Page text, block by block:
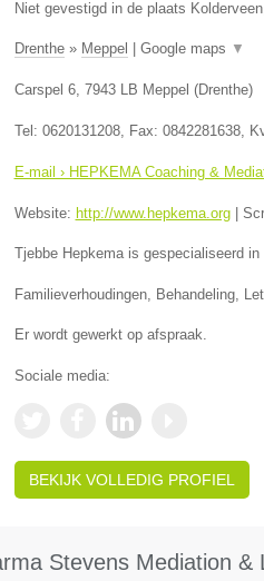
Niet gevestigd in de plaats
Drenthe» Meppel Google maps ▼
Carspel 6, 7943 LB Meppel (Drenthe)
Tel: 0620131208, Fax: 0842281638,
E-mail › HEPKEMA Coaching &
Website: http://www.hepkema.org|
Tjebbe Hepkema is gespecialiseerd
Familieverhoudingen, Behandeling,
Er wordt gewerkt op afspraak.
Sociale media:
BEKIJK VOLLEDIG PROFIEL
Stevens Mediation &